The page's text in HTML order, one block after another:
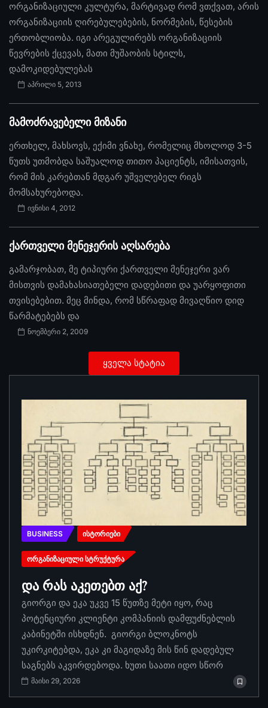
ორგანიზაციული კულტურა, მარტივად რომ ვთქვათ, არის
ორგანიზაციის ღირებულებების, ნორმების, წესების
ერთობლიობა. იგი არეგულირებს ორგანიზაციის
წევრების ქცევას, მათი მუშაობის სტილს,
დამოკიდებულებას
აპრილი 5, 2013
მამოძრავებელი მიზანი
ერთხელ, მახსოვს, ექიმი ვნახე, რომელიც მხოლოდ 3-5
წუთს უთმობდა საშუალოდ თითო პაციენტს, იმისათვის,
რომ მის კარებთან მდგარ უშველებელ რიგს
მომსახურებოდა.
ივნისი 4, 2012
ქართველი მენეჯერის აღსარება
გამარჯობათ, მე ტიპიური ქართველი მენეჯერი ვარ
მისთვის დამახასიათებელი დადებითი და უარყოფითი
თვისებებით. მეც მინდა, რომ სწრაფად მივაღწიო დიდ
წარმატებებს და
ნოემბერი 2, 2009
ყველა სტატია
BUSINESS ᲘᲡᲢᲝᲠᲘᲔᲑᲘ
ᲝᲠᲒᲐᲜᲘᲖᲐᲪᲘᲣᲚᲘ ᲡᲢᲠᲣᲥᲢᲣᲠᲐ
და რას აკეთებთ აქ?
გიორგი და ეკა უკვე 15 წუთზე მეტი იყო, რაც
პოტენციური კლიენტი კომპანიის დამფუძნებლის
კაბინეტში ისხდნენ. გიორგი ბლოკნოტს
უკირკიტებდა, ეკა კი მაგიდაზე მის წინ დადებულ
საგნებს აკვირდებოდა. ხუთი საათი იდო სწორ
მაისი 29, 2026